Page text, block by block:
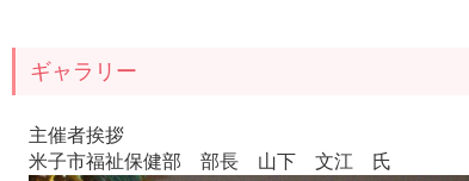
ギャラリー
主催者挨拶
米子市福祉保健部 部長 山下 文江 氏